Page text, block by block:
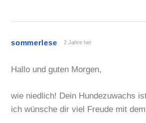
sommerlese 2 Jahre her
Hallo und guten Morgen,
wie niedlich! Dein Hundezuwachs
ich wünsche dir viel Freude mit